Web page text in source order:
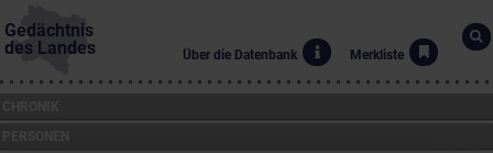
Gedächtnis
des Landes
Über die Datenbank Merkliste